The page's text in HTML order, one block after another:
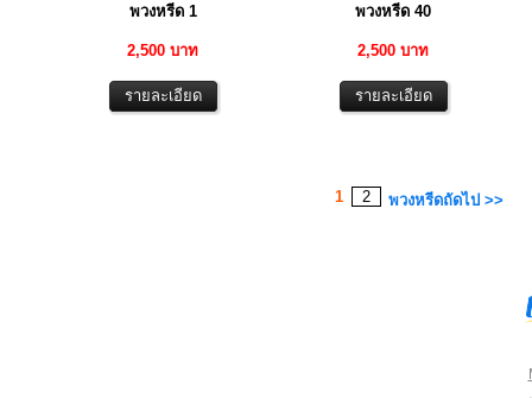
พวงหรีด 1
2,500 บาท
พวงหรีด 40
2,500 บาท
1 2 พวงหรีดถัดไป >>